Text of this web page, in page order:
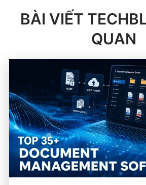
BÀI VIẾT
QUAN